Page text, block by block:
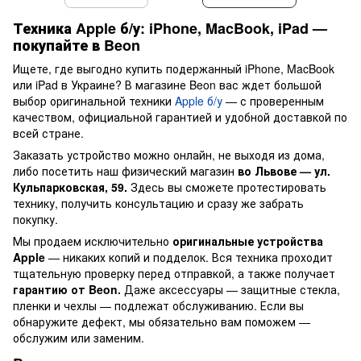
Техника Apple б/у: iPhone, MacBook, iPad —
покупайте в Beon
Ищете, где выгодно купить подержанный iPhone, MacBook
или iPad в Украине? В магазине Beon вас ждет большой
выбор оригинальной техники Apple б/у — с проверенным
качеством, официальной гарантией и удобной доставкой по
всей стране.
Заказать устройство можно онлайн, не выходя из дома,
либо посетить наш физический магазин во Львове — ул.
Кульпарковская, 59. Здесь вы сможете протестировать
технику, получить консультацию и сразу же забрать
покупку.
Мы продаем исключительно оригинальные устройства
Apple — никаких копий и подделок. Вся техника проходит
тщательную проверку перед отправкой, а также получает
гарантию от Beon. Даже аксессуары — защитные стекла,
пленки и чехлы — подлежат обслуживанию. Если вы
обнаружите дефект, мы обязательно вам поможем —
обслужим или заменим.